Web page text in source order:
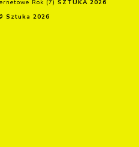
Rok (7)SZTUKA 2026
Sztuka 2026